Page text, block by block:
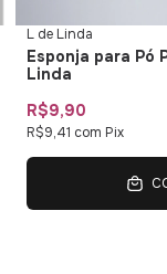
L de Linda
Esponja para Pó
Linda
R$9,90
R$9,41 com Pix